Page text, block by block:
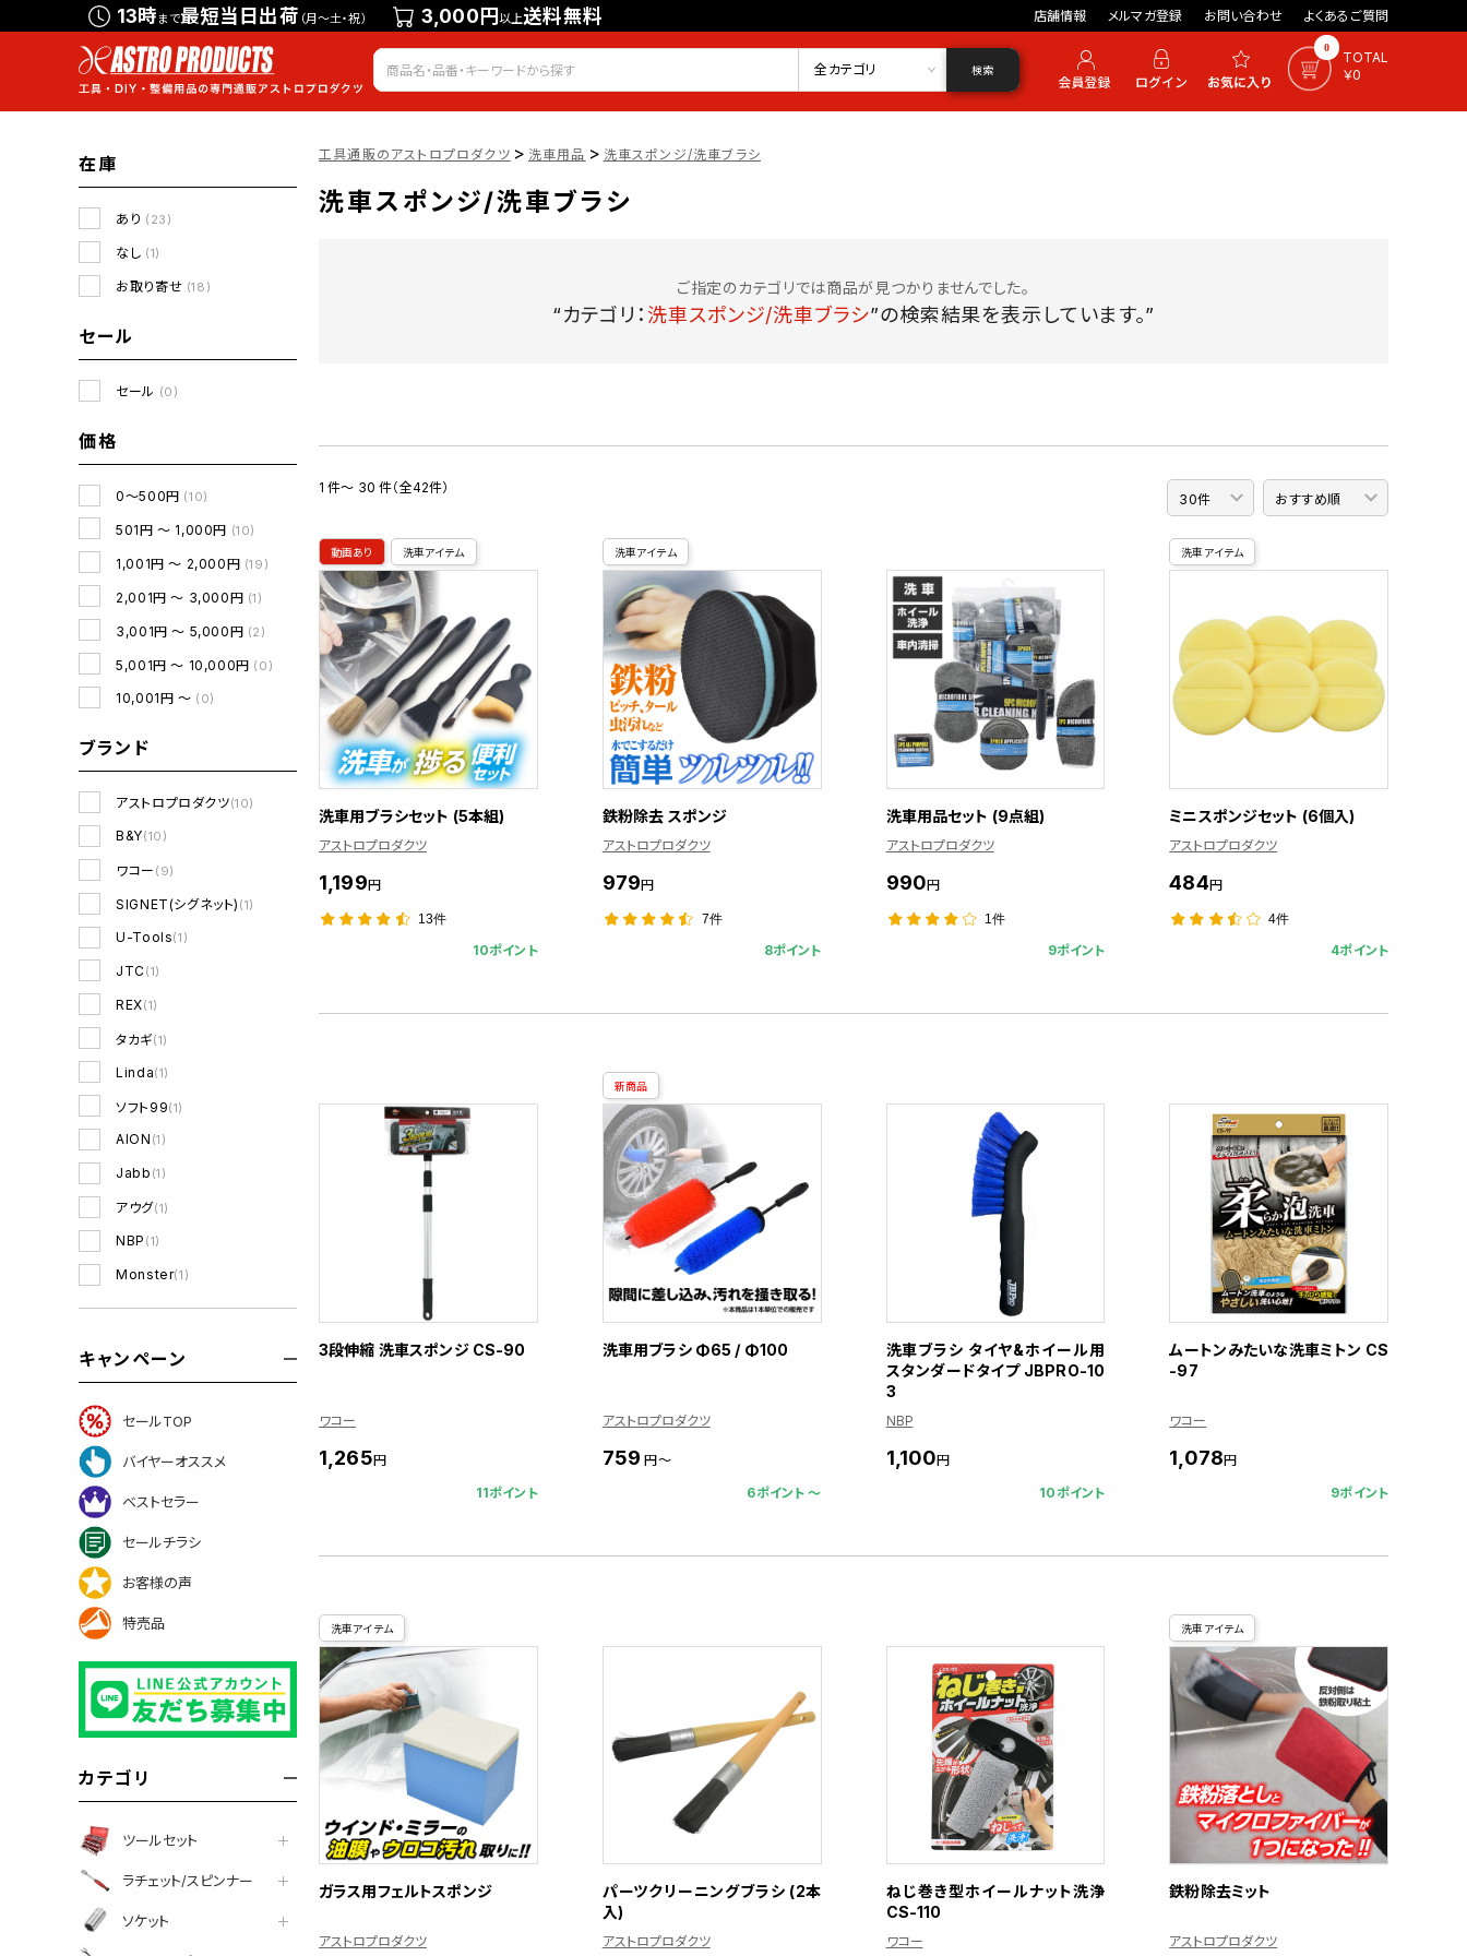
13時まで最短当日出荷 （月～土・祝） 3,000円以上送料無料 店舗情報 メルマガ登録 お問い合わせ よくあるご質問
会員登録 ログイン お気に入り 0
TOTAL
￥0
全カテゴリ 検索
在庫
あり (23)
なし (1)
お取り寄せ (18)
セール
セール (0)
価格
0～500円 (10)
501円 ～ 1,000円 (10)
1,001円 ～ 2,000円 (19)
2,001円 ～ 3,000円 (1)
3,001円 ～ 5,000円 (2)
5,001円 ～ 10,000円 (0)
10,001円 ～ (0)
ブランド
アストロプロダクツ(10)
B&Y(10)
ワコー (9)
SIGNET(シグネット) (1)
U-Tools(1)
JTC (1)
REX(1)
タカギ(1)
Linda(1)
ソフト99(1)
AION (1)
Jabb (1)
アウグ(1)
NBP (1)
Monster(1)
キャンペーン
セールTOP
バイヤーオススメ
ベストセラー
セールチラシ
お客様の声
特売品
カテゴリ
ツールセット
ラチェット/スピンナー
ソケット
工具通販のアストロプロダクツ > 洗車用品 > 洗車スポンジ/洗車ブラシ
洗車スポンジ/洗車ブラシ
ご指定のカテゴリでは商品が見つかりませんでした。
“カテゴリ： 洗車スポンジ/洗車ブラシ”の検索結果を表示しています。”
1 件～ 30 件（全42件）
動画あり 洗車アイテム
洗車用ブラシセット (5本組)
アストロプロダクツ
1,199円
13件
10ポイント
洗車アイテム
鉄粉除去 スポンジ
アストロプロダクツ
979円
7件
8ポイント
洗車用品セット (9点組)
アストロプロダクツ
990円
1件
9ポイント
洗車アイテム
ミニスポンジセット (6個入)
アストロプロダクツ
484円
4件
4ポイント
3段伸縮 洗車スポンジ CS-90
ワコー
1,265円
11ポイント
新商品
洗車用ブラシ Φ65 / Φ100
アストロプロダクツ
759 円～
6ポイント 〜
洗車ブラシ タイヤ&ホイール用
スタンダードタイプ JBPRO-10
3
NBP
1,100円
10ポイント
ムートンみたいな洗車ミトン CS
-97
ワコー
1,078円
9ポイント
洗車アイテム
ガラス用フェルトスポンジ
アストロプロダクツ
パーツクリーニングブラシ (2本
入)
アストロプロダクツ
ねじ巻き型ホイールナット洗浄
CS-110
ワコー
洗車アイテム
鉄粉除去ミット
アストロプロダクツ